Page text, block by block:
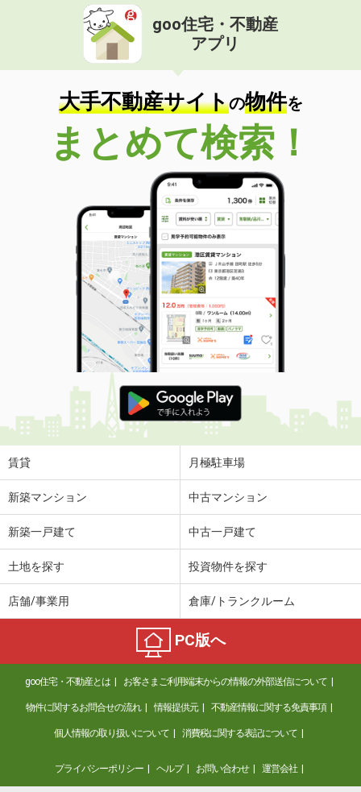
goo住宅・不動産
アプリ
大手不動産サイトの物件を
まとめて検索！
賃貸 月極駐車場
新築マンション 中古マンション
新築一戸建て 中古一戸建て
土地を探す 投資物件を探す
店舗/事業用 倉庫/トランクルーム
PC版へ
goo住宅・不動産とは お客さまご利用端末からの情報の外部送信について
物件に関するお問合せの流れ 情報提供元 不動産情報に関する免責事項
個人情報の取り扱いについて 消費税に関する表記について
プライバシーポリシー ヘルプ お問い合わせ 運営会社